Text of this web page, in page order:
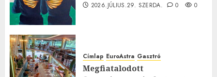
2026.JÚLIUS.29. SZERDA. 0 0
Címlap EuroAstra Gasztró
Megfiatalodott